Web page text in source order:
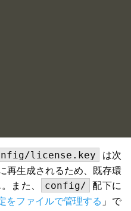
license.key
は次
再生成されるため、既存環
また、
config/ 配下に
をファイルで管理する 」で